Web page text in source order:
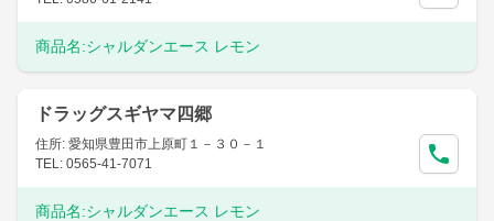
商品名:シャルダンエース レモン
ドラッグスギヤマ四郷
住所: 愛知県豊田市上原町１－３０－１
TEL: 0565-41-7071
商品名:シャルダンエース レモン